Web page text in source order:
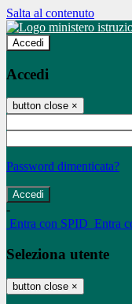
Salta al contenuto
Accedi
Accedi
button close ×
Password dimenticata?
-
Entra con SPID Entra
Seleziona utente
button close ×